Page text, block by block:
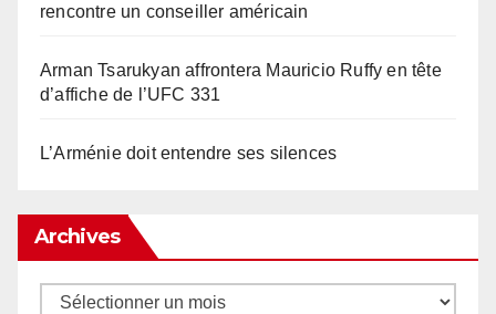
rencontre un conseiller américain
Arman Tsarukyan affrontera Mauricio Ruffy en tête
d’affiche de l’UFC 331
L’Arménie doit entendre ses silences
Archives
Archives